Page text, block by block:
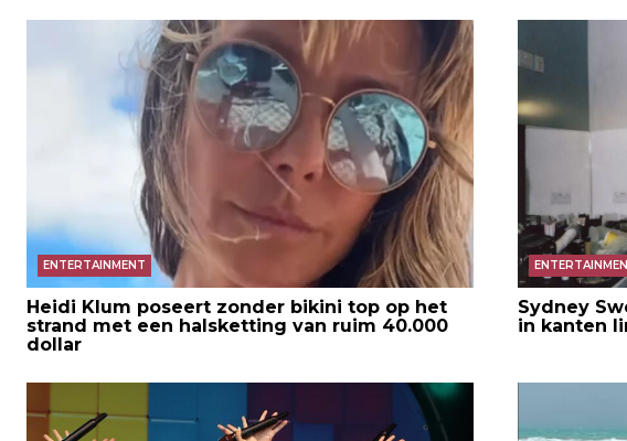
ENTERTAINMENT
Heidi Klum poseert zonder bikini top op het
strand met een halsketting van ruim 40.000
dollar
Sydney
in kanten